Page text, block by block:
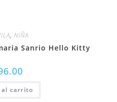
, NIÑA
Sanrio Hello Kitty
al carrito